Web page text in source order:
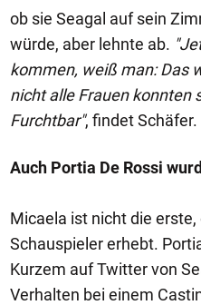
ob sie Seagal auf sein
würde, aber lehnte ab.
kommen, weiß man: Das
nicht alle Frauen konnten
Furchtbar", findet Schäfer.
Auch Portia De Rossi
Micaela ist nicht die
Schauspieler erhebt.
Kurzem auf Twitter von
Verhalten bei einem